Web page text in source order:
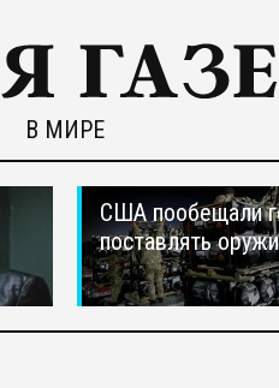
В МИРЕ
США пообещали
поставлять